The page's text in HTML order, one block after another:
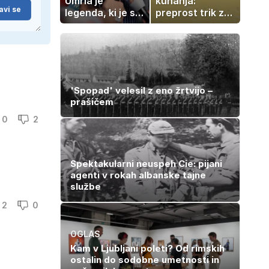
se
0 2
2 0
legenda, ki je s
svojimi pesmimi
zaznamovala
Italijo
preprost trik za
pripravo v le
nekaj minutah
'Spopad' velesil z eno žrtvijo –
prašičem
Spektakularni neuspeh Cie: pijani
agenti v rokah albanske tajne
službe
OGLAS
Kam v Ljubljani poleti? Od rimskih
ostalin do sodobne umetnosti in